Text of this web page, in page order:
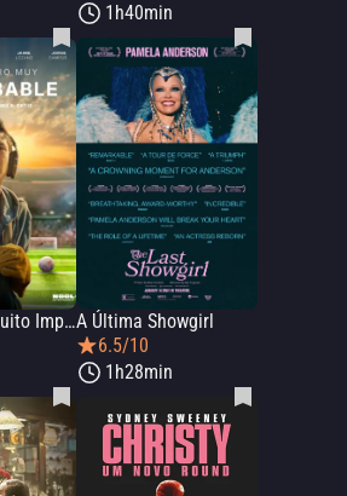
1h40min
Um Goleiro Muito ImprovávelA Última Showgirl
6.5/10
1h28min